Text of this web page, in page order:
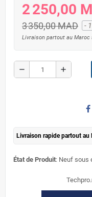
2 250,00
3 350,00 MAD -
Livraison partout au Maroc
remove add
Livraison rapide partout au
État de Produit: Neuf sous